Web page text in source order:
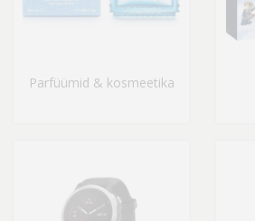
Parfüümid & kosmeetika